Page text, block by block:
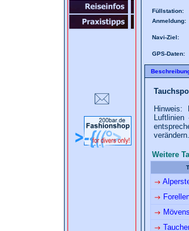
Füllstation:
Anmeldung:
Navi-Ziel:
GPS-Daten:
Hinweis:
verändern.
Weitere